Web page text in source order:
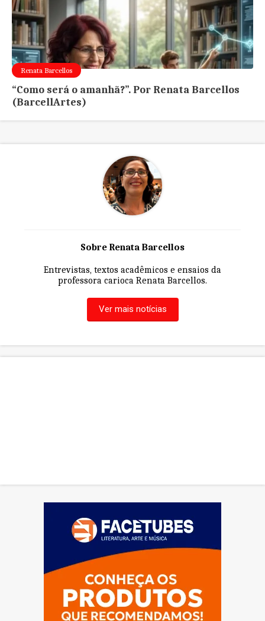
Renata Barcellos
“Como será o amanhã?”. Por Renata Barcellos
(BarcellArtes)
Sobre Renata Barcellos
Entrevistas, textos acadêmicos e ensaios da
professora carioca Renata Barcellos.
Ver mais notícias